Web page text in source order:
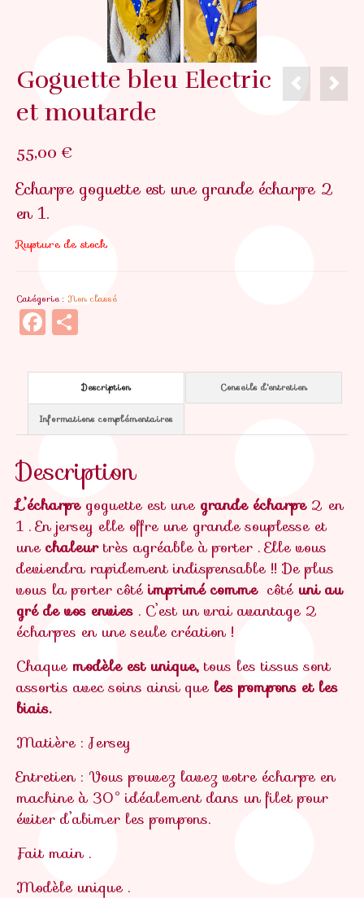
Goguette bleu Electric
et moutarde
55,00 €
Echarpe goguette est une grande écharpe 2
en 1.
Rupture de stock
Catégorie : Non classé
Facebook
Description Conseils d'entretien
Informations complémentaires
Description
L’écharpe goguette est une grande écharpe2 en
1 . En jersey elle offre une grande souplesse et
une chaleurtrès agréable à porter . Elle vous
deviendra rapidement indispensable !! De plus
vous la porter côté imprimé comme côté uni au
gré de vos envies . C’est un vrai avantage 2
écharpes en une seule création !
Chaque modèle est unique, tous les tissus sont
assortis avec soins ainsi que les pompons et les
biais.
Matière : Jersey
Entretien : Vous pouvez lavez votre écharpe en
machine à 30° idéalement dans un filet pour
éviter d’abimer les pompons.
Fait main .
Modèle unique .